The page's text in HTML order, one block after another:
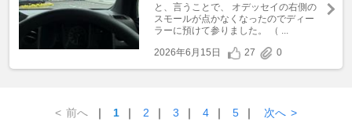
と、言うことで、 オデッセイの右側の
スモールが点かなくなったのでディー
ラーに預けて参りました。 （ ...
2026年6月15日
27 0
< 前へ ｜ 1 ｜ 2 ｜ 3 ｜ 4 ｜ 5 ｜ 次へ >